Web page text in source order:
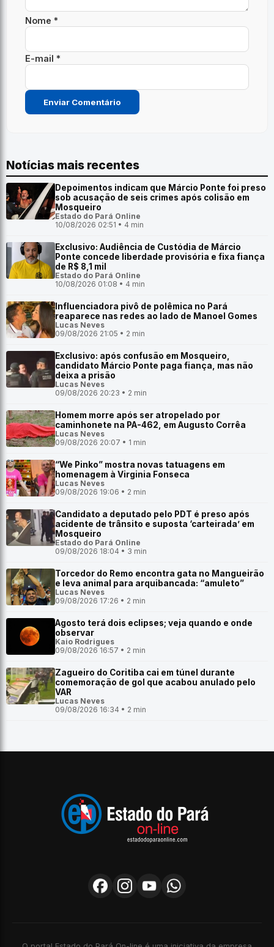
Nome *
E-mail *
Notícias mais recentes
Depoimentos indicam que Márcio Ponte foi preso
sob acusação de seis crimes após colisão em
Mosqueiro
Estado do Pará Online
10/08/2026 02:51 • 4 min
Exclusivo: Audiência de Custódia de Márcio
Ponte concede liberdade provisória e fixa fiança
de R$ 8,1 mil
Estado do Pará Online
10/08/2026 01:08 • 4 min
Influenciadora pivô de polêmica no Pará
reaparece nas redes ao lado de Manoel Gomes
Lucas Neves
09/08/2026 21:05 • 2 min
Exclusivo: após confusão em Mosqueiro,
candidato Márcio Ponte paga fiança, mas não
deixa a prisão
Lucas Neves
09/08/2026 20:23 • 2 min
Homem morre após ser atropelado por
caminhonete na PA-462, em Augusto Corrêa
Lucas Neves
09/08/2026 20:07 • 1 min
“We Pinko” mostra novas tatuagens em
homenagem à Virginia Fonseca
Lucas Neves
09/08/2026 19:06 • 2 min
Candidato a deputado pelo PDT é preso após
acidente de trânsito e suposta ‘carteirada’ em
Mosqueiro
Estado do Pará Online
09/08/2026 18:04 • 3 min
Torcedor do Remo encontra gata no Mangueirão
e leva animal para arquibancada: “amuleto”
Lucas Neves
09/08/2026 17:26 • 2 min
Agosto terá dois eclipses; veja quando e onde
observar
Kaio Rodrigues
09/08/2026 16:57 • 2 min
Zagueiro do Coritiba cai em túnel durante
comemoração de gol que acabou anulado pelo
VAR
Lucas Neves
09/08/2026 16:34 • 2 min